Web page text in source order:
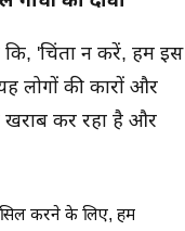
कि, 'चिंता न करें, हम इस
लोगों की कारों और
खराब कर रहा है और
करने के लिए, हमें